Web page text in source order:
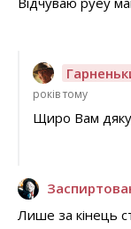
років тому
Щиро Вам
Лише за кінець